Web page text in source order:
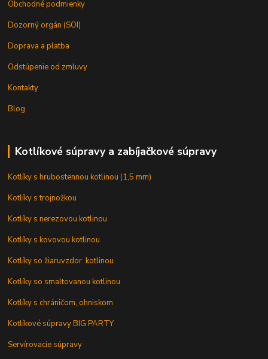
Obchodné podmienky
Dozorný orgán (SOI)
Doprava a platba
Odstúpenie od zmluvy
Kontakty
Blog
Kotlíkové súpravy a zabíjačkové súpravy
Kotlíky s hrubostennou kotlinou (1,5 mm)
Kotlíky s trojnožkou
Kotlíky s nerezovou kotlinou
Kotlíky s kovovou kotlinou
Kotlíky so žiaruvzdor. kotlinou
Kotlíky so smaltovanou kotlinou
Kotlíky s chráničom, ohniskom
Kotlíkové súpravy BIG PARTY
Servírovacie súpravy